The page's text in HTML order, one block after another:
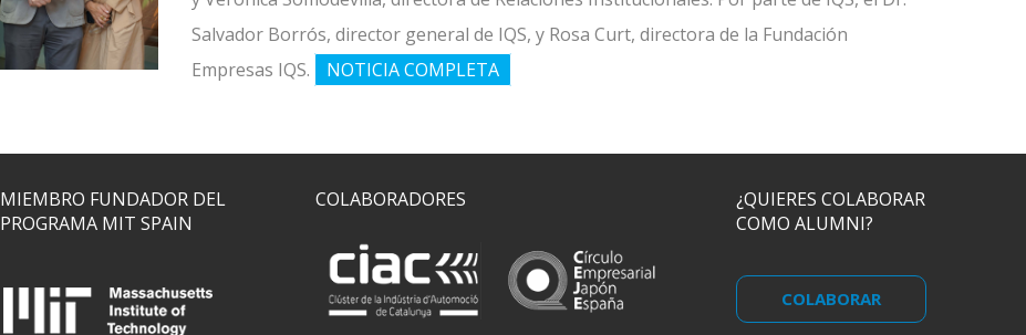
Salvador Borrós, director general de IQS, y Rosa Curt, directora de la Fundación
Empresas IQS.
NOTICIA COMPLETA
MIEMBRO FUNDADOR DEL
PROGRAMA MIT SPAIN
COLABORADORES
¿QUIERES COLABORAR
COMO ALUMNI?
COLABORAR